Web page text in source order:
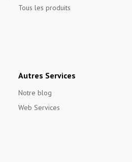
Tous les produits
Autres Services
Notre blog
Web Services